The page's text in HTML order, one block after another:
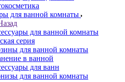
для ванной комнаты
для ванной комнаты
серия
для ванной комнаты
в ванной
для ванн
для ванной комнаты